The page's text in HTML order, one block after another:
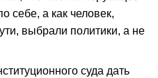
себе, а как человек,
выбрали политики, а не
суда дать